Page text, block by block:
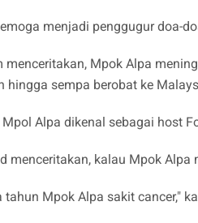
menjadi penggugur doa-
menceritakan, Mpok Alpa
hingga sempa berobat ke
Alpa dikenal sebagai host
menceritakan, kalau Mpok Alpa
tahun Mpok Alpa sakit cancer,"